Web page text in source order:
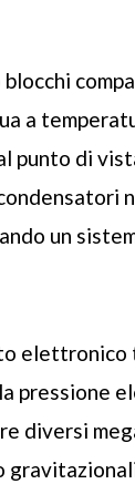
a
punto di
un
elettronico
pressione
diversi